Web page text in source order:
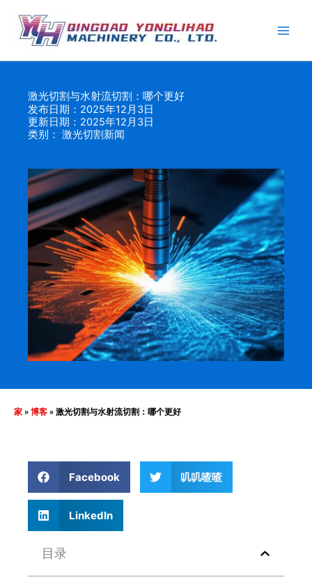
容
激光切割与水射流切割：哪个更好
发布日期：2025年12月3日
更新日期：2025年12月3日
类别： 激光切割新闻
家»博客»激光切割与水射流切割：哪个更好
Facebook 叽叽喳喳
LinkedIn
目录